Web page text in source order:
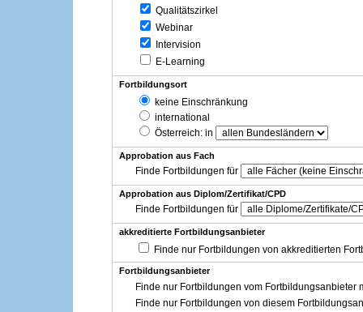
Qualitätszirkel
Webinar
Intervision
E-Learning
Fortbildungsort
keine Einschränkung
international
Österreich: in
Approbation aus Fach
Finde Fortbildungen für
Approbation aus Diplom/Zertifikat/CPD
Finde Fortbildungen für
akkreditierte Fortbildungsanbieter
Finde nur Fortbildungen von akkreditierten
Fortbildungsanbieter
Finde nur Fortbildungen vom Fortbildungsanbieter
Finde nur Fortbildungen von diesem